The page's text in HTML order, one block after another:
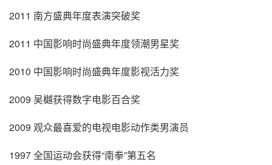
2011 南方盛典年度表演突破奖
2011 中国影响时尚盛典年度领潮男星奖
2010 中国影响时尚盛典年度影视活力奖
2009 吴樾获得数字电影百合奖
2009 观众最喜爱的电视电影动作类男演员
1997 全国运动会获得“南拳”第五名